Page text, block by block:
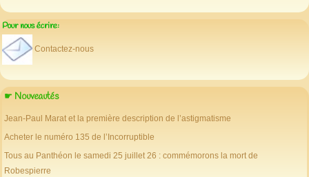
Pour nous écrire:
Contactez-nous
☛ Nouveautés
Jean-Paul Marat et la première description de l’astigmatisme
Acheter le numéro 135 de l’Incorruptible
Tous au Panthéon le samedi 25 juillet 26 : commémorons la mort de
Robespierre